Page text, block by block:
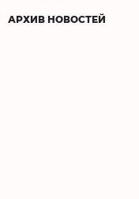
АРХИВ НОВОСТЕЙ